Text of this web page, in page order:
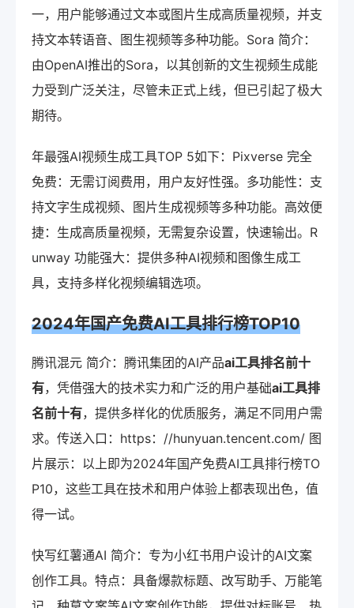
一，用户能够通过文本或图片生成高质量视频，并支
持文本转语音、图生视频等多种功能。Sora 简介：
由OpenAI推出的Sora，以其创新的文生视频生成能
力受到广泛关注，尽管未正式上线，但已引起了极大
期待。
年最强AI视频生成工具TOP 5如下：Pixverse 完全
免费：无需订阅费用，用户友好性强。多功能性：支
持文字生成视频、图片生成视频等多种功能。高效便
捷：生成高质量视频，无需复杂设置，快速输出。R
unway 功能强大：提供多种AI视频和图像生成工
具，支持多样化视频编辑选项。
2024年国产免费AI工具排行榜TOP10
腾讯混元 简介：腾讯集团的AI产品ai工具排名前十
有，凭借强大的技术实力和广泛的用户基础ai工具排
名前十有，提供多样化的优质服务，满足不同用户需
求。传送入口：https：//hunyuan.tencent.com/ 图
片展示：以上即为2024年国产免费AI工具排行榜TO
P10，这些工具在技术和用户体验上都表现出色，值
得一试。
快写红薯通AI 简介：专为小红书用户设计的AI文案
创作工具。特点：具备爆款标题、改写助手、万能笔